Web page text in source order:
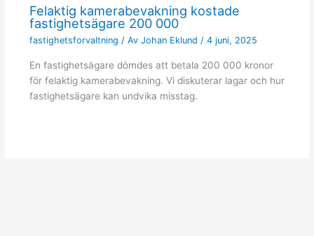
Felaktig kamerabevakning kostade
fastighetsägare 200 000
fastighetsforvaltning / Av Johan Eklund / 4 juni, 2025
En fastighetsägare dömdes att betala 200 000 kronor
för felaktig kamerabevakning. Vi diskuterar lagar och hur
fastighetsägare kan undvika misstag.